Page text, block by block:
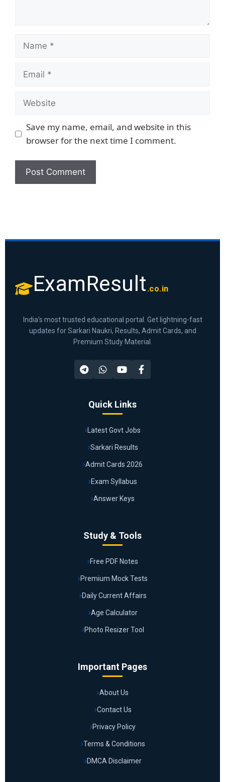
Save my name, email, and website in this
browser for the next time I comment.
ExamResult .co.in
India's most trusted educational portal. Get lightning-fast
updates for Sarkari Naukri, Results, Admit Cards, and
Premium Study Material.
Quick Links
Latest Govt Jobs
Sarkari Results
Admit Cards 2026
Exam Syllabus
Answer Keys
Study & Tools
Free PDF Notes
Premium Mock Tests
Daily Current Affairs
Age Calculator
Photo Resizer Tool
Important Pages
About Us
Contact Us
Privacy Policy
Terms & Conditions
DMCA Disclaimer